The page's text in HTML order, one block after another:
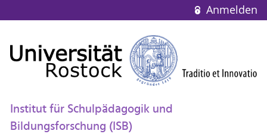
Anmelden
Institut für Schulpädagogik und
Bildungsforschung (ISB)